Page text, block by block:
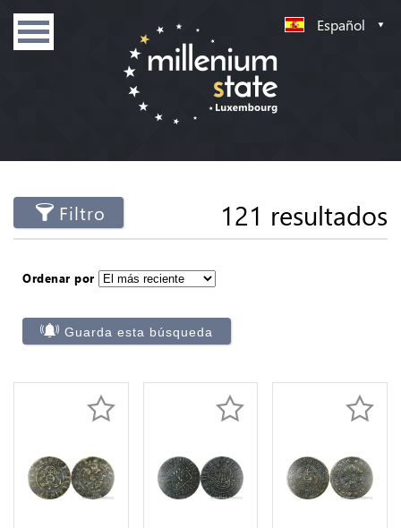
Español
Filtro 121 resultados
Ordenar por
Guarda esta búsqueda